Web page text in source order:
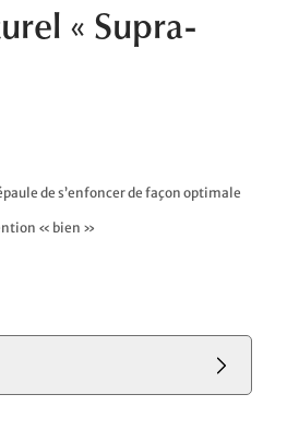
« Supra-
de s’enfoncer de façon optimale
« bien »